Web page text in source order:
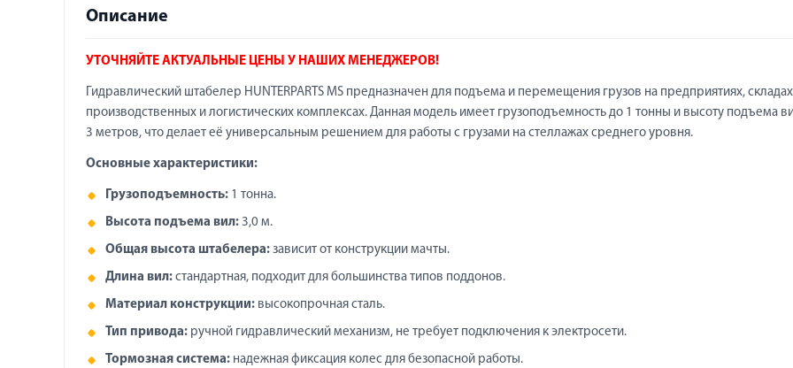
Описание
УТОЧНЯЙТЕ АКТУАЛЬНЫЕ ЦЕНЫ У НАШИХ МЕНЕДЖЕРОВ!
Гидравлический штабелер HUNTERPARTS MS предназначен для подъема и перемещения грузов на предприятиях,
производственных и логистических комплексах. Данная модель имеет грузоподъемность до 1 тонны и высоту подъема
3 метров, что делает её универсальным решением для работы с грузами на стеллажах среднего уровня.
Основные характеристики:
Грузоподъемность: 1 тонна.
Высота подъема вил: 3,0 м.
Общая высота штабелера: зависит от конструкции мачты.
Длина вил: стандартная, подходит для большинства типов поддонов.
Материал конструкции: высокопрочная сталь.
Тип привода: ручной гидравлический механизм, не требует подключения к электросети.
Тормозная система: надежная фиксация колес для безопасной работы.